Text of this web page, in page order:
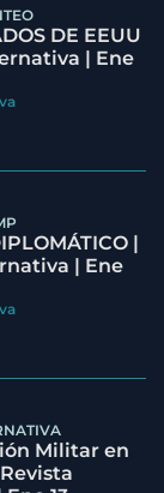
DE EEUU
| Ene
|
| Ene
Militar en